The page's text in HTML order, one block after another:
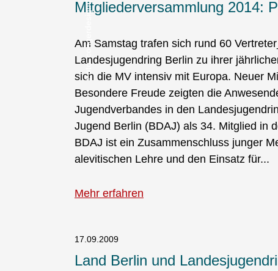
Mitgliederversammlung 2014:
Am Samstag trafen sich rund 60
Landesjugendring Berlin zu ihrer
sich die MV intensiv mit Europa. Neuer
Besondere Freude zeigten die
Jugendverbandes in den
Jugend Berlin (BDAJ) als 34. Mitglied in
BDAJ ist ein Zusammenschluss junger
alevitischen Lehre und den Einsatz für...
Mehr erfahren
17.09.2009
Land Berlin und